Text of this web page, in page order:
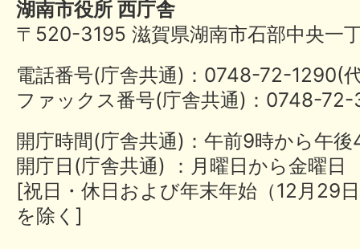
湖南市役所 西庁舎
〒520-3195 滋賀県湖南市石部中央一
電話番号(庁舎共通)：0748-72-
ファックス番号(庁舎共通)：0748-
開庁時間(庁舎共通)：午前9時から午
開庁日(庁舎共通) ：月曜日から金曜日
[祝日・休日および年末年始（12月29
を除く]